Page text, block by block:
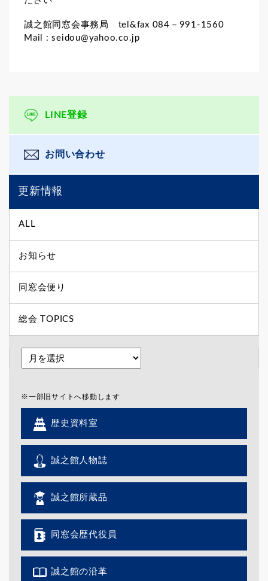
誠之館同窓会事務局 tel&fax 084－991-1560
Mail : seidou@yahoo.co.jp
LINE登録
お問い合わせ
更新情報
ALL
お知らせ
同窓会便り
総会 TOPICS
※一部旧サイトへ移動します
歴史資料室
誠之館人物誌
誠之館所蔵品
同窓会歴代役員
誠之館の沿革